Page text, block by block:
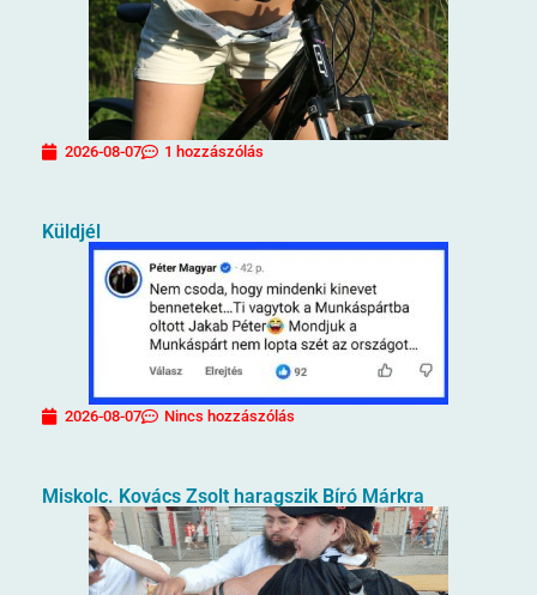
2026-08-07 1 hozzászólás
Küldjél
2026-08-07 Nincs hozzászólás
Miskolc. Kovács Zsolt haragszik Bíró Márkra